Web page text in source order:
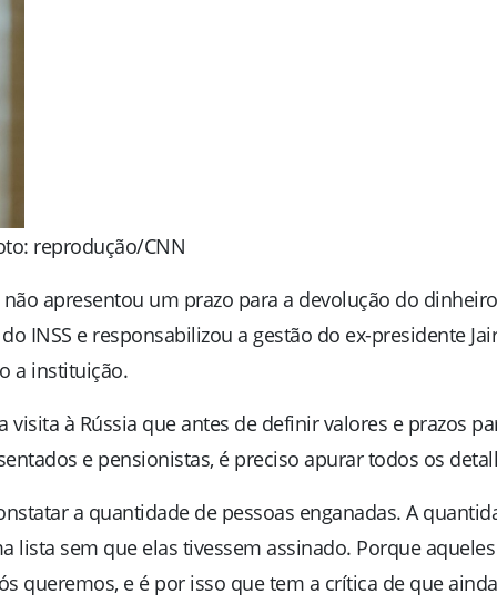
reprodução/CNN
não apresentou um prazo para a devolução do dinheiro
INSS e responsabilizou a gestão do ex-presidente Jair
a instituição.
à Rússia que antes de definir valores e prazos
e pensionistas, é preciso apurar todos os
a quantidade de pessoas enganadas. A
lista sem que elas tivessem assinado. Porque
queremos, e é por isso que tem a crítica de que ainda